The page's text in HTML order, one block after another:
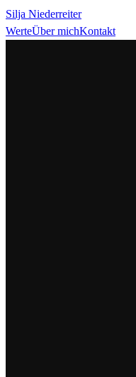
Silja Niederreiter
WerteÜber michKontakt